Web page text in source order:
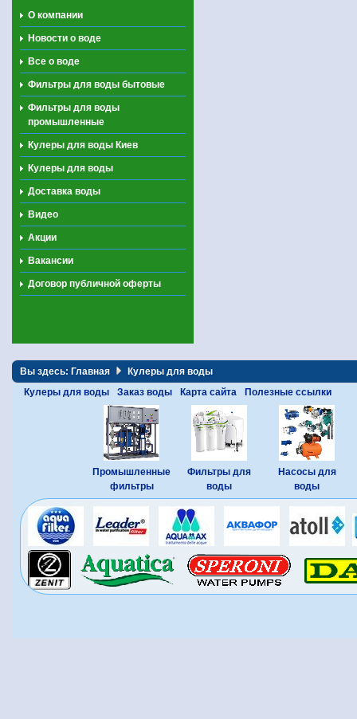
О компании
Новости о воде
Все о воде
Фильтры для воды бытовые
Фильтры для воды
промышленные
Кулеры для воды Киев
Кулеры для воды
Доставка воды
Видео
Акции
Вакансии
Договор публичной оферты
Вы здесь: Главная
Кулеры для воды
Кулеры для воды
Заказ воды Карта сайта Полезные ссылки
Промышленные
фильтры
Фильтры для
воды
Насосы для
воды